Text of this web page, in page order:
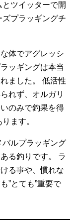
ツイッターで開
プラッギングチ
体でアグレッシ
ッギングは本当
ました。 低活性
れず、オルガリ
のみで釣果を得
ます。
ルプラッギング
る釣りです。 ラ
る事や、慣れな
”とても”重要で